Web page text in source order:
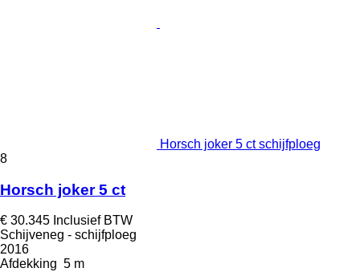
Horsch joker 5 ct schijfploeg
8
Horsch joker 5 ct
€ 30.345 Inclusief BTW
Schijveneg - schijfploeg
2016
Afdekking 5 m